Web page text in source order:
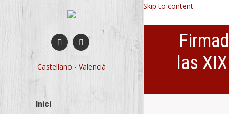
Skip to content
Castellano - Valencià
Inici
las